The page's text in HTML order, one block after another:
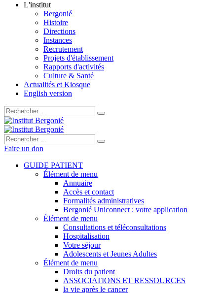
L'institut
Bergonié
Histoire
Directions
Instances
Recrutement
Projets d'établissement
Rapports d'activités
Culture & Santé
Actualités et Kiosque
English version
Rechercher :
Rechercher :
Faire un don
GUIDE PATIENT
Élément de menu
Annuaire
Accès et contact
Formalités administratives
Bergonié Uniconnect : votre application
Élément de menu
Consultations et téléconsultations
Hospitalisation
Votre séjour
Adolescents et Jeunes Adultes
Élément de menu
Droits du patient
ASSOCIATIONS ET RESSOURCES
la vie après le cancer